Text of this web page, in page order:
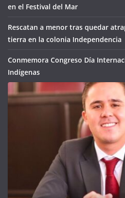
en el Festival del Mar
Rescatan a menor tras quedar
tierra en la colonia Independencia
Conmemora Congreso Día
Indígenas